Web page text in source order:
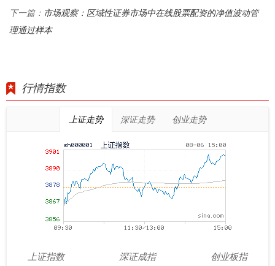
下一篇： 市场观察：区域性证券市场中在线股票配资的净值波动管
理通过样本
行情指数
上证走势 深证走势 创业走势
上证指数
深证成指
创业板指